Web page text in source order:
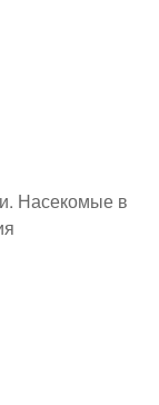
Насекомые в